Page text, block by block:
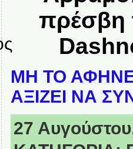
πρέσβη
ΜΗ ΤΟ
ΑΞΙΖΕΙ ΝΑ
27